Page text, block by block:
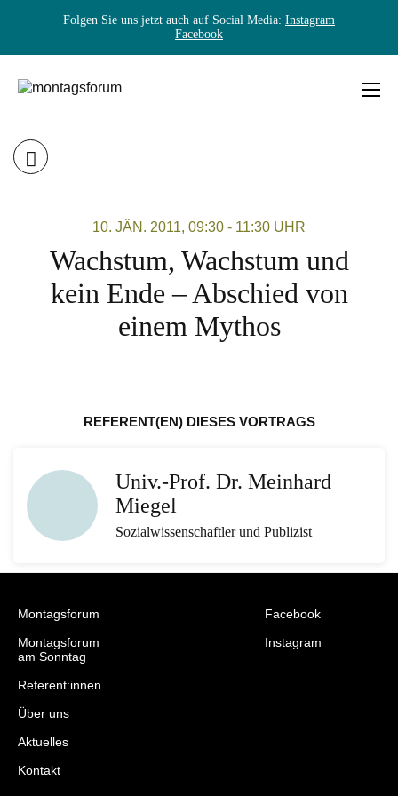
Folgen Sie uns jetzt auch auf Social Media: Instagram
Facebook
content
10. JÄN. 2011, 09:30 - 11:30 UHR
Wachstum, Wachstum und
kein Ende – Abschied von
einem Mythos
REFERENT(EN) DIESES VORTRAGS
Univ.-Prof. Dr. Meinhard
Miegel
Sozialwissenschaftler und Publizist
Montagsforum
Montagsforum
am Sonntag
Referent:innen
Über uns
Aktuelles
Kontakt
Facebook
Instagram